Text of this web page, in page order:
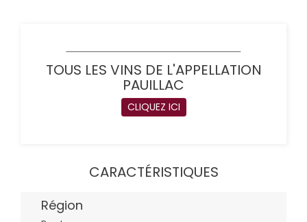
TOUS LES VINS DE L'APPELLATION
PAUILLAC
CLIQUEZ ICI
CARACTÉRISTIQUES
Région